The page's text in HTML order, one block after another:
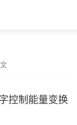
控制能量变换